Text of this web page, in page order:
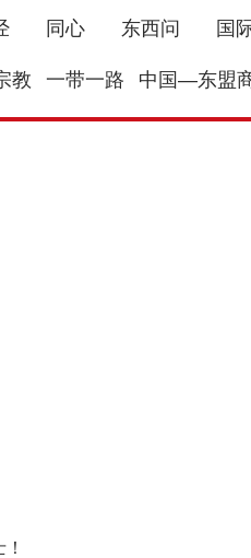
同心 东西问 国
教 一带一路 中国—东盟